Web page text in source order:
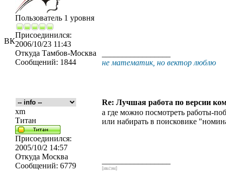
ВК
Пользователь 1 уровня
Присоединился:
2006/10/23 11:43
Откуда Тамбов-Москва
Сообщений: 1844
не математик, но вектор люблю
Re: Лучшая работа по версии
xm
Титан
Присоединился:
2005/10/2 14:57
Откуда Москва
Сообщений: 6779
а где можно посмотреть работы-
или набирать в поисковике
[икс́эм]